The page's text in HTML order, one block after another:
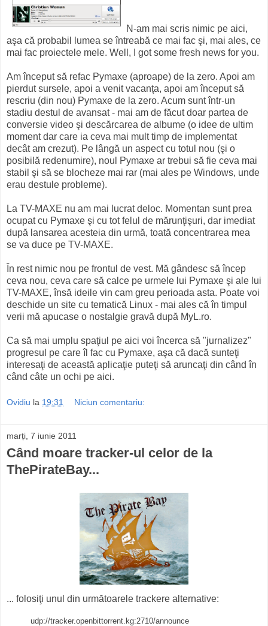
N-am mai scris nimic pe aici,
aşa că probabil lumea se întreabă ce mai fac şi, mai ales, ce
mai fac proiectele mele. Well, I got some fresh news for you.
Am început să refac Pymaxe (aproape) de la zero. Apoi am
pierdut sursele, apoi a venit vacanţa, apoi am început să
rescriu (din nou) Pymaxe de la zero. Acum sunt într-un
stadiu destul de avansat - mai am de făcut doar partea de
conversie video şi descărcarea de albume (o idee de ultim
moment dar care ia ceva mai mult timp de implementat
decât am crezut). Pe lângă un aspect cu totul nou (şi o
posibilă redenumire), noul Pymaxe ar trebui să fie ceva mai
stabil şi să se blocheze mai rar (mai ales pe Windows, unde
erau destule probleme).
La TV-MAXE nu am mai lucrat deloc. Momentan sunt prea
ocupat cu Pymaxe şi cu tot felul de mărunţişuri, dar imediat
după lansarea acesteia din urmă, toată concentrarea mea
se va duce pe TV-MAXE.
În rest nimic nou pe frontul de vest. Mă gândesc să încep
ceva nou, ceva care să calce pe urmele lui Pymaxe şi ale lui
TV-MAXE, însă ideile vin cam greu perioada asta. Poate voi
deschide un site cu tematică Linux - mai ales că în timpul
verii mă apucase o nostalgie gravă după MyL.ro.
Ca să mai umplu spaţiul pe aici voi încerca să "jurnalizez"
progresul pe care îl fac cu Pymaxe, aşa că dacă sunteţi
interesaţi de această aplicaţie puteţi să aruncaţi din când în
când câte un ochi pe aici.
Ovidiu la 19:31 Niciun comentariu:
marți, 7 iunie 2011
Când moare tracker-ul celor de la
ThePirateBay...
... folosiţi unul din următoarele trackere alternative:
udp://tracker.openbittorrent.kg:2710/announce